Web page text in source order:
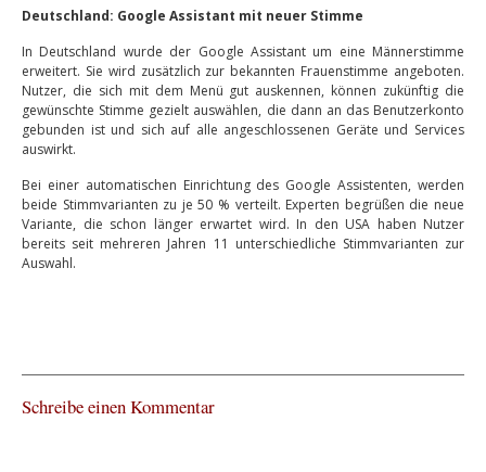
Deutschland: Google Assistant mit neuer Stimme
In Deutschland wurde der Google Assistant um eine Männerstimme
erweitert. Sie wird zusätzlich zur bekannten Frauenstimme angeboten.
Nutzer, die sich mit dem Menü gut auskennen, können zukünftig die
gewünschte Stimme gezielt auswählen, die dann an das Benutzerkonto
gebunden ist und sich auf alle angeschlossenen Geräte und Services
auswirkt.
Bei einer automatischen Einrichtung des Google Assistenten, werden
beide Stimmvarianten zu je 50 % verteilt. Experten begrüßen die neue
Variante, die schon länger erwartet wird. In den USA haben Nutzer
bereits seit mehreren Jahren 11 unterschiedliche Stimmvarianten zur
Auswahl.
Schreibe einen Kommentar